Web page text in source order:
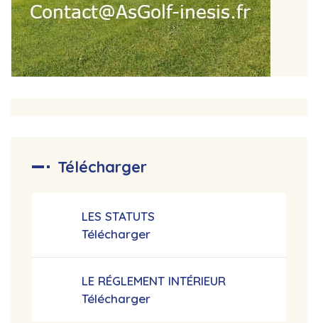
Télécharger
LES STATUTS
Télécharger
LE RÉGLEMENT INTÉRIEUR
Télécharger